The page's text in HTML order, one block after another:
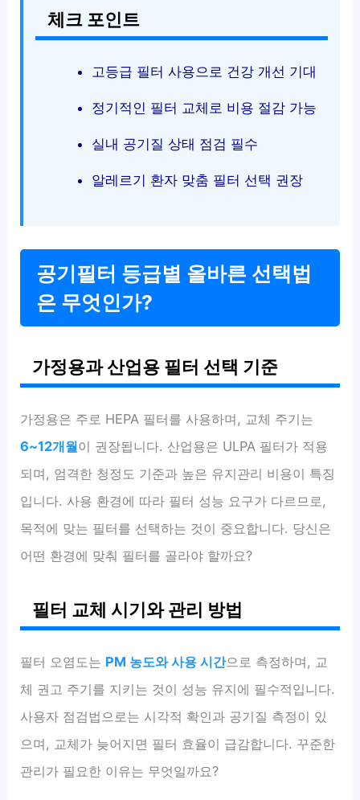
체크 포인트
고등급 필터 사용으로 건강 개선 기대
정기적인 필터 교체로 비용 절감 가능
실내 공기질 상태 점검 필수
알레르기 환자 맞춤 필터 선택 권장
공기필터 등급별 올바른 선택법
은 무엇인가?
가정용과 산업용 필터 선택 기준
가정용은 주로 HEPA 필터를 사용하며, 교체 주기는
6~12개월이 권장됩니다. 산업용은 ULPA 필터가 적용
되며, 엄격한 청정도 기준과 높은 유지관리 비용이 특징
입니다. 사용 환경에 따라 필터 성능 요구가 다르므로,
목적에 맞는 필터를 선택하는 것이 중요합니다. 당신은
어떤 환경에 맞춰 필터를 골라야 할까요?
필터 교체 시기와 관리 방법
필터 오염도는 PM 농도와 사용 시간으로 측정하며, 교
체 권고 주기를 지키는 것이 성능 유지에 필수적입니다.
사용자 점검법으로는 시각적 확인과 공기질 측정이 있
으며, 교체가 늦어지면 필터 효율이 급감합니다. 꾸준한
관리가 필요한 이유는 무엇일까요?